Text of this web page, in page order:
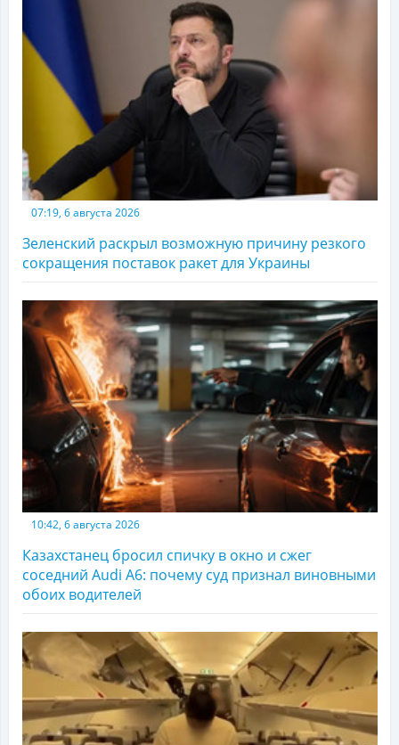
07:19, 6 августа 2026
Зеленский раскрыл возможную причину резкого
сокращения поставок ракет для Украины
10:42, 6 августа 2026
Казахстанец бросил спичку в окно и сжег
соседний Audi A6: почему суд признал виновными
обоих водителей